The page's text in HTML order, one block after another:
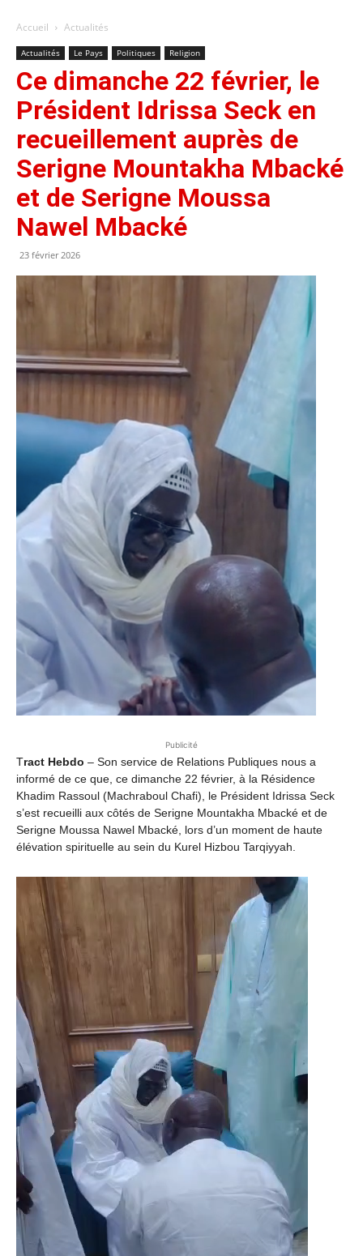
Accueil Actualités
Actualités Le Pays Politiques Religion
Ce dimanche 22 février, le
Président Idrissa Seck en
recueillement auprès de
Serigne Mountakha Mbacké
et de Serigne Moussa
Nawel Mbacké
23 février 2026
Publicité
Tract Hebdo – Son service de Relations Publiques nous a
informé de ce que, ce dimanche 22 février, à la Résidence
Khadim Rassoul (Machraboul Chafi), le Président Idrissa Seck
s’est recueilli aux côtés de Serigne Mountakha Mbacké et de
Serigne Moussa Nawel Mbacké, lors d’un moment de haute
élévation spirituelle au sein du Kurel Hizbou Tarqiyyah.